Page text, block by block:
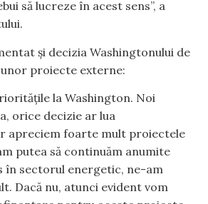
să lucreze în acest sens”, a
și decizia Washingtonului de
proiecte externe:
la Washington. Noi
orice decizie ar lua
apreciem foarte mult proiectele
putea să continuăm anumite
în sectorul energetic, ne-am
Dacă nu, atunci evident vom